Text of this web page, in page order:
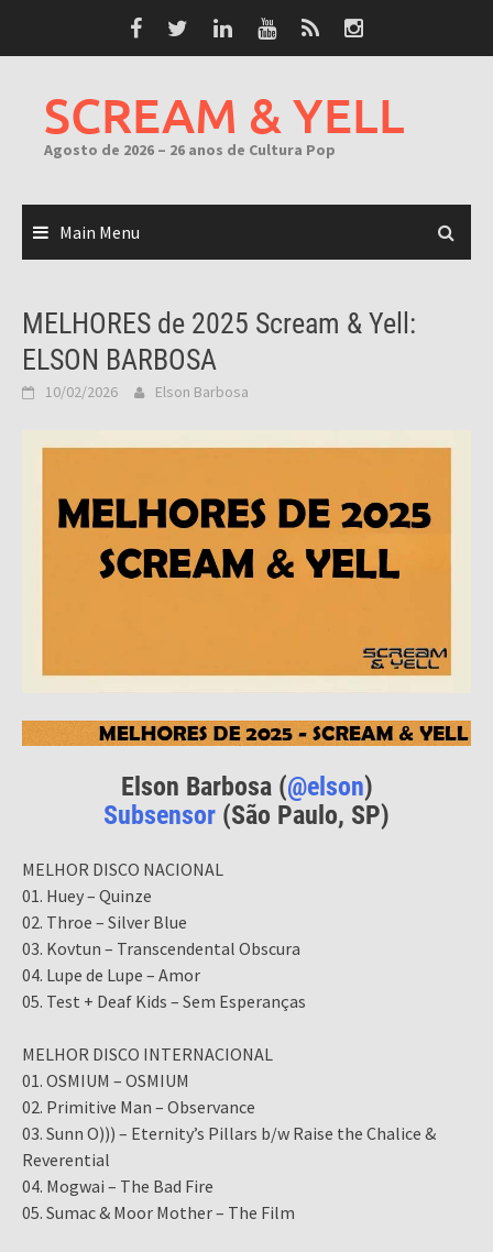
SCREAM & YELL
Agosto de 2026 – 26 anos de Cultura Pop
Main Menu
MELHORES de 2025 Scream & Yell:
ELSON BARBOSA
10/02/2026 Elson Barbosa
Elson Barbosa (@elson)
Subsensor (São Paulo, SP)
MELHOR DISCO NACIONAL
01. Huey – Quinze
02. Throe – Silver Blue
03. Kovtun – Transcendental Obscura
04. Lupe de Lupe – Amor
05. Test + Deaf Kids – Sem Esperanças
MELHOR DISCO INTERNACIONAL
01. OSMIUM – OSMIUM
02. Primitive Man – Observance
03. Sunn O))) – Eternity’s Pillars b/w Raise the Chalice &
Reverential
04. Mogwai – The Bad Fire
05. Sumac & Moor Mother – The Film